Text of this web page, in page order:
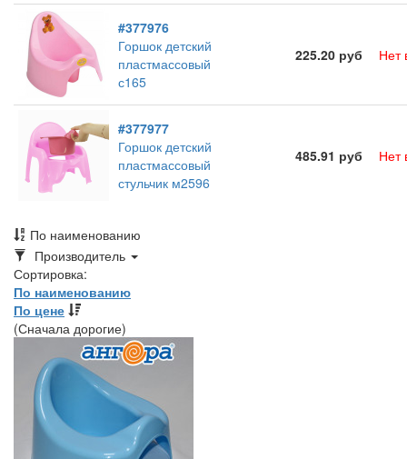
#377976
Горшок детский
пластмассовый
с165
225.20 руб Нет
#377977
Горшок детский
пластмассовый
стульчик м2596
485.91 руб Нет
По наименованию
Производитель
Toggle
Сортировка:
По наименованию
По цене
(Сначала дорогие)